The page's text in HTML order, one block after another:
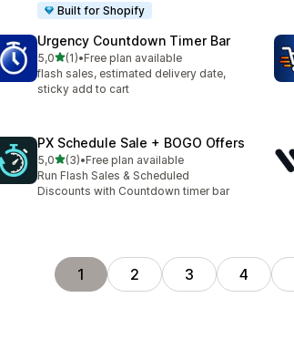
Built for Shopify
Urgency Countdown Timer Bar
5,0/ 5 tähteä
(1)
1 arvostelua yhteensä
•Free plan available
flash sales, estimated delivery date,
sticky add to cart
PX Schedule Sale + BOGO Offers
5,0/ 5 tähteä
(3)
3 arvostelua yhteensä
•Free plan available
Run Flash Sales & Scheduled
Discounts with Countdown timer bar
1 2 3 4